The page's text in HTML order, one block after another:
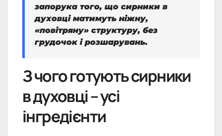
запорука того, що сирники в
духовці матимуть ніжну,
«повітряну» структуру, без
грудочок і розшарувань.
З чого готують сирники
в духовці – усі
інгредієнти